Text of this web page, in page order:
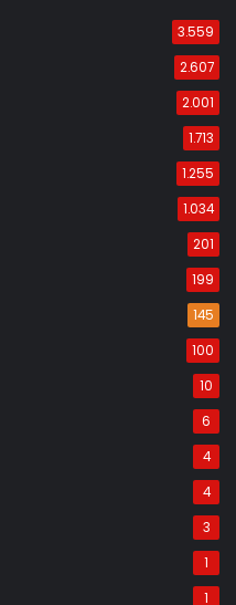
3.559
2.607
2.001
1.713
1.255
1.034
201
199
145
100
10
6
4
4
3
1
1